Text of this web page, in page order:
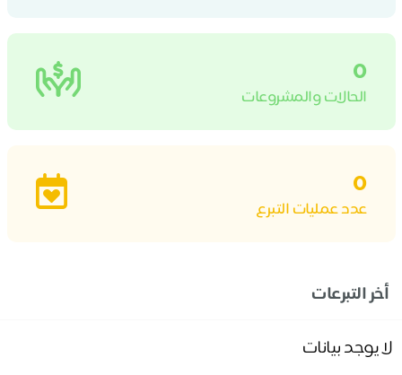
0
الحالات والمشروعات
0
عدد عمليات التبرع
أخر التبرعات
لا يوجد بيانات